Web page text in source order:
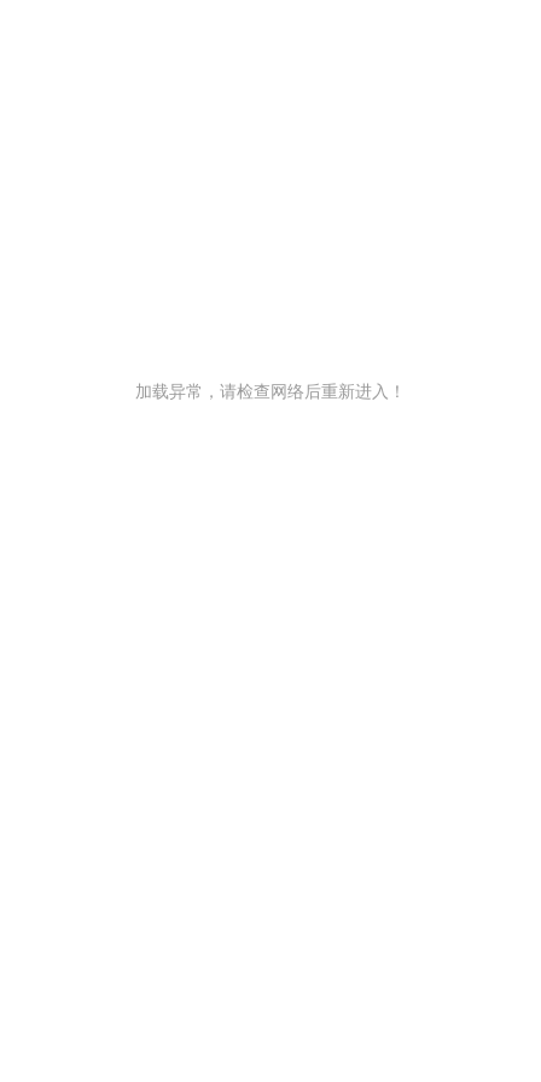
加载异常，请检查网络后重新进入！